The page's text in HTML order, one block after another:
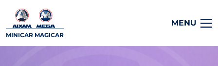
MINICAR MAGICAR
MENU